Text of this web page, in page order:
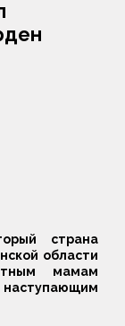
страна
области
мамам
наступающим